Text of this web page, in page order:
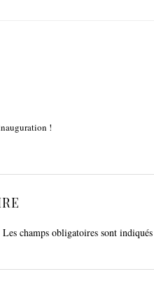
!
Les champs obligatoires sont